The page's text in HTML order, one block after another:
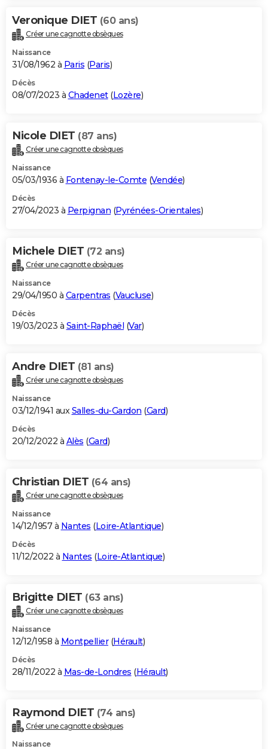
Veronique DIET (60 ans)
Créer une cagnotte obsèques
Naissance
31/08/1962 à Paris (Paris)
Décès
08/07/2023 à Chadenet(Lozère)
Nicole DIET (87 ans)
Créer une cagnotte obsèques
Naissance
05/03/1936 à Fontenay-le-Comte (Vendée)
Décès
27/04/2023 à Perpignan (Pyrénées-Orientales)
Michele DIET (72 ans)
Créer une cagnotte obsèques
Naissance
29/04/1950 à Carpentras (Vaucluse)
Décès
19/03/2023 à Saint-Raphaël (Var)
Andre DIET (81 ans)
Créer une cagnotte obsèques
Naissance
03/12/1941 auxSalles-du-Gardon (Gard)
Décès
20/12/2022 à Alès (Gard)
Christian DIET (64 ans)
Créer une cagnotte obsèques
Naissance
14/12/1957 à Nantes (Loire-Atlantique)
Décès
11/12/2022 à Nantes (Loire-Atlantique)
Brigitte DIET (63 ans)
Créer une cagnotte obsèques
Naissance
12/12/1958 à Montpellier(Hérault)
Décès
28/11/2022 à Mas-de-Londres (Hérault)
Raymond DIET (74 ans)
Créer une cagnotte obsèques
Naissance